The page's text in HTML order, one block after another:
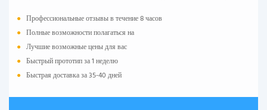
● Профессиональные отзывы в течение 8 часов
● Полные возможности полагаться на
● Лучшие возможные цены для вас
● Быстрый прототип за 1 неделю
● Быстрая доставка за 35-40 дней